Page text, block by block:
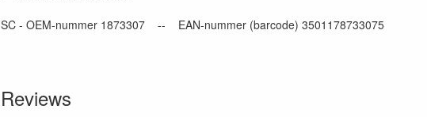
SC - OEM-nummer 1873307 -- EAN-nummer (barcode) 3501178733075
Reviews